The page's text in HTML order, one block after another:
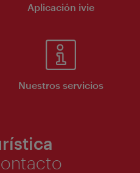
Aplicación ivie
Nuestros servicios